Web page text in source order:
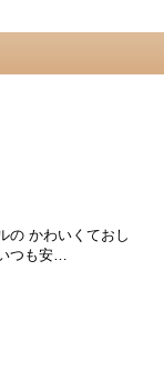
の かわいくておし
つも安…